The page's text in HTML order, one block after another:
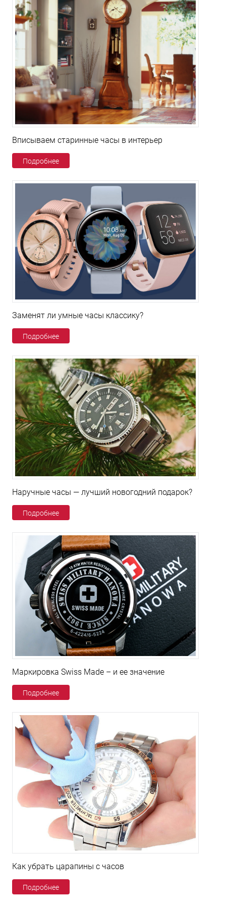
Вписываем старинные часы в интерьер
Подробнее
Заменят ли умные часы классику?
Подробнее
Наручные часы — лучший новогодний подарок?
Подробнее
Маркировка Swiss Made – и ее значение
Подробнее
Как убрать царапины с часов
Подробнее